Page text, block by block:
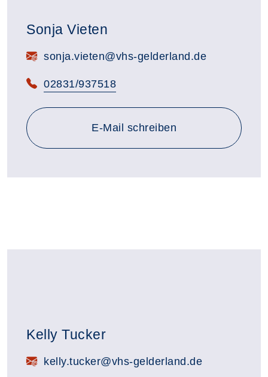
Sonja Vieten
E-Mail:sonja.vieten@vhs-gelderland.de
Telefon:
02831/937518
E-Mail schreiben
Kelly Tucker
E-Mail:kelly.tucker@vhs-gelderland.de